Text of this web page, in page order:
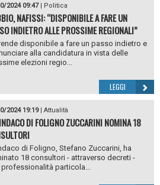
2024 09:47| Politica
NAFISSI: “DISPONIBILE A FARE UN
INDIETRO ALLE PROSSIME REGIONALI”
disponibile a fare un passo indietro e
alla candidatura in vista delle
elezioni regio...
LEGGI
2024 19:19| Attualità
DI FOLIGNO ZUCCARINI NOMINA 18
di Foligno, Stefano Zuccarini, ha
18 consultori - attraverso decreti -
particola...